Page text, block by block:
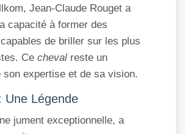
Jean-Claude Rouget a
capacité à former des
de briller sur les plus
Ce cheval reste un
son expertise et de sa vision.
Une Légende
jument exceptionnelle, a